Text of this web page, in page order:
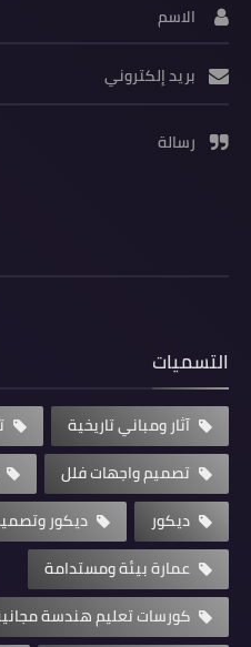
الاسم
بريد إلكتروني
رسالة
التسميات
آثار ومباني تاريخية
تصميم واجهات فلل
ديكور
ديكور
عمارة بيئة ومستدامة
كورسات تعليم هندسة